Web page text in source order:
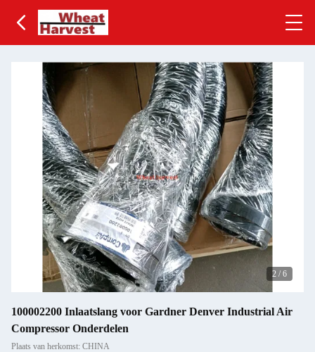
2 / 6
100002200 Inlaatslang voor Gardner Denver Industrial Air
Compressor Onderdelen
Plaats van herkomst: CHINA